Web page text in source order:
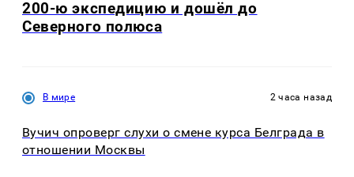
200-ю экспедицию и дошёл до
Северного полюса
В мире 2 часа назад
Вучич опроверг слухи о смене курса Белграда в
отношении Москвы